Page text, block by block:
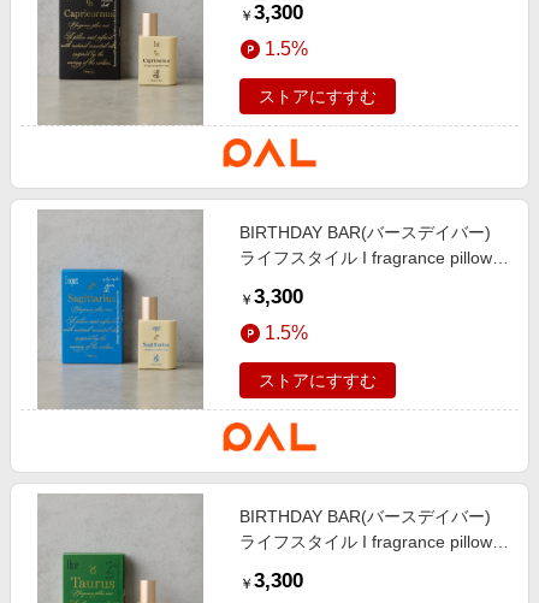
ック
￥ 3,300
1.5%
ストアにすすむ
BIRTHDAY BAR(バースデイバー)
ライフスタイル I fragrance pillow
ー
￥ 3,300
1.5%
ストアにすすむ
BIRTHDAY BAR(バースデイバー)
ライフスタイル I fragrance pillow
ーン
￥ 3,300